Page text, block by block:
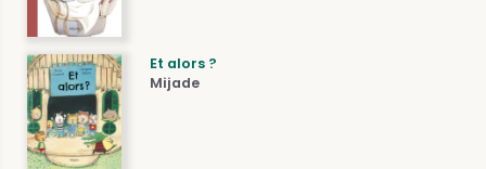
Et alors ?
Mijade